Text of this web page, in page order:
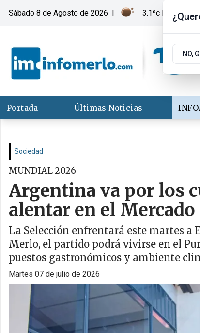
Sábado 8 de Agosto de 2026 | 3.1ºc | Merlo,
Portada Últimas Noticias
Sociedad
MUNDIAL 2026
Argentina va por los
alentar en el
La Selección enfrentará este martes a
Merlo, el partido podrá vivirse en el
puestos gastronómicos y ambiente
martes 07 de julio de 2026
NO,